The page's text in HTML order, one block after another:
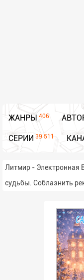
ЖАНРЫ 406
СЕРИИ 39 511
Литмир - Электронная
судьбы. Соблазнить